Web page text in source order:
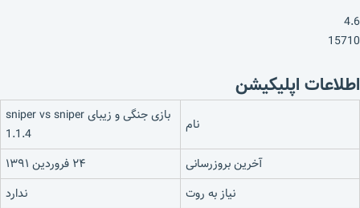
4.6
15710
اطلاعات اپلیکیشن
نام
بازی جنگی و زیبای sniper vs sniper
1.1.4
آخرین بروزرسانی
۲۴ فروردین ۱۳۹۱
نیاز به روت
ندارد